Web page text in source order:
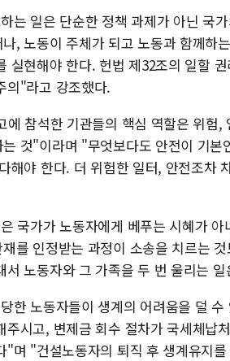
는 일은 단순한 정책 과제가 아닌 국
, 노동이 주체가 되고 노동과 함께하
실현해야 한다. 헌법 제32조의 일할
의"라고 강조했다.
참석한 기관들의 핵심 역할은 위험,
것"이라며 "무엇보다도 안전이 기
해야 한다. 더 위험한 일터, 안전조차
국가가 노동자에게 베푸는 시혜가
를 인정받는 과정이 소송을 치르는
서 노동자와 그 가족을 두 번 울리는
한 노동자들이 생계의 어려움을 덜
주시고, 변제금 회수 절차가 국세체납
"며 "건설노동자의 퇴직 후 생계유지